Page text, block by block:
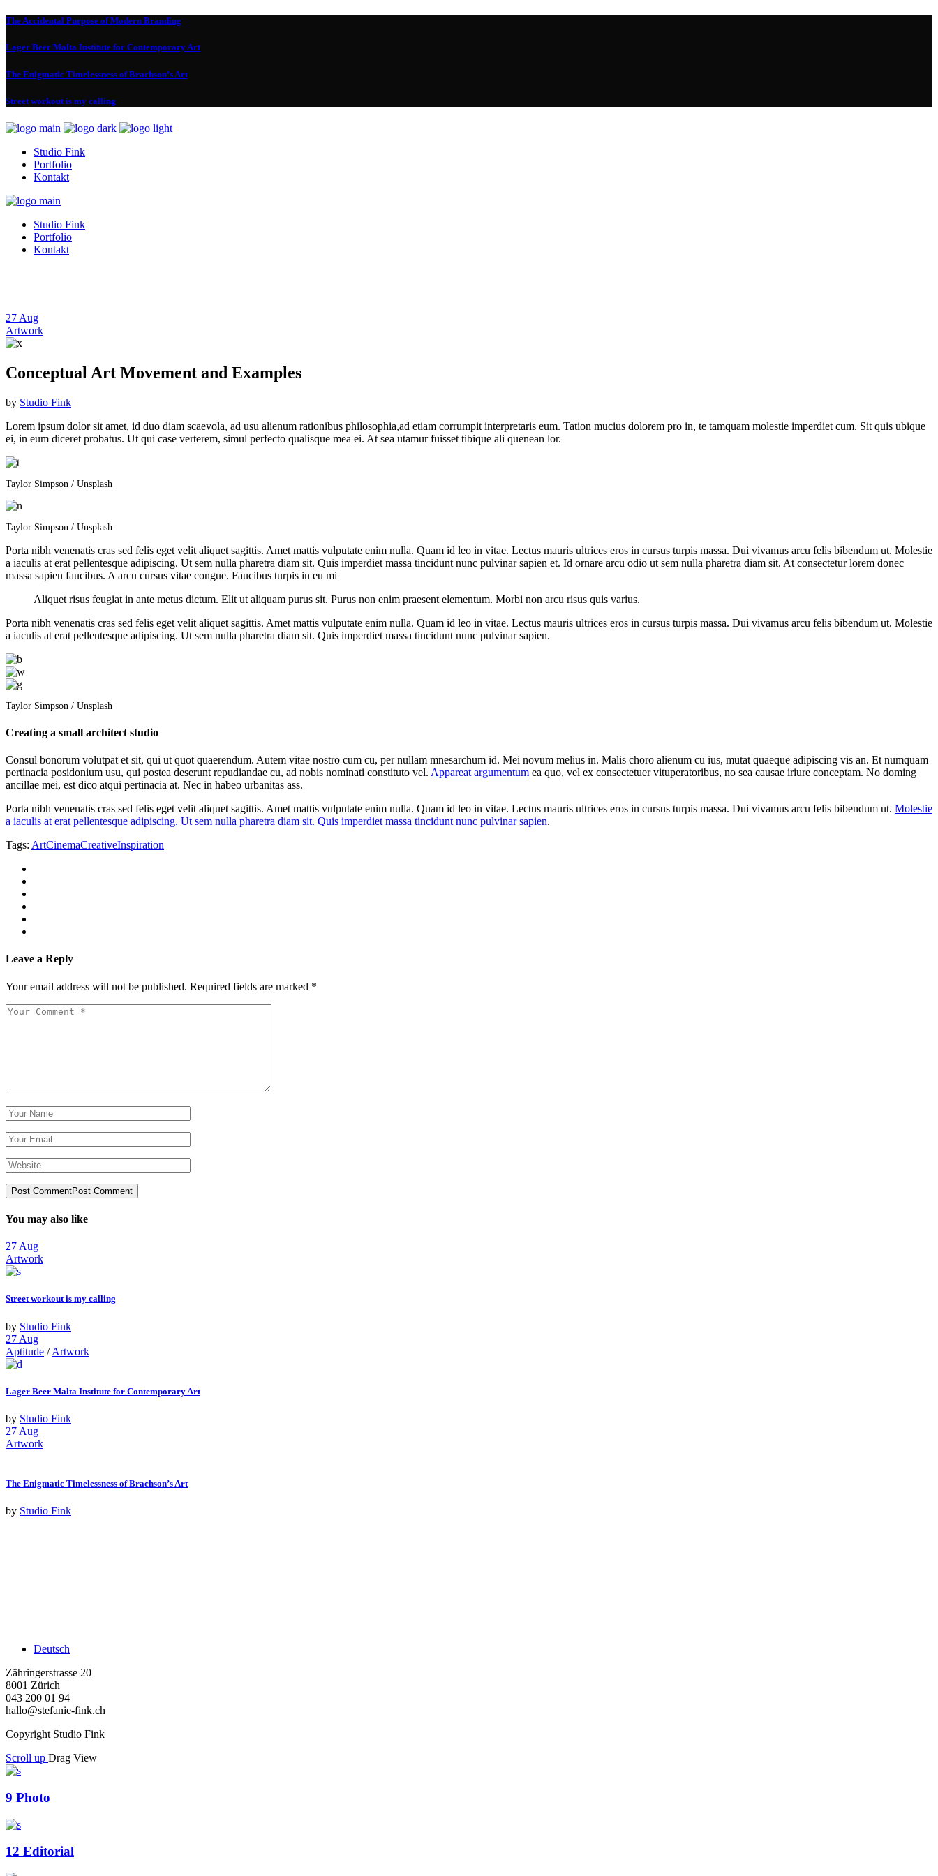
The Accidental Purpose of Modern Branding
Lager Beer Malta Institute for Contemporary Art
The Enigmatic Timelessness of Brachson’s Art
Street workout is my calling
Studio Fink
Portfolio
Kontakt
Studio Fink
Portfolio
Kontakt
27 Aug
Artwork
Conceptual Art Movement and Examples
by Studio Fink
Lorem ipsum dolor sit amet, id duo diam scaevola, ad usu alienum rationibus philosophia,ad etiam corrumpit interpretaris eum. Tation mucius dolorem pro in, te tamquam molestie imperdiet cum. Sit quis ubique
ei, in eum diceret probatus. Ut qui case verterem, simul perfecto qualisque mea ei. At sea utamur fuisset tibique ali quenean lor.
Taylor Simpson / Unsplash
Taylor Simpson / Unsplash
Porta nibh venenatis cras sed felis eget velit aliquet sagittis. Amet mattis vulputate enim nulla. Quam id leo in vitae. Lectus mauris ultrices eros in cursus turpis massa. Dui vivamus arcu felis bibendum ut. Molestie
a iaculis at erat pellentesque adipiscing. Ut sem nulla pharetra diam sit. Quis imperdiet massa tincidunt nunc pulvinar sapien et. Id ornare arcu odio ut sem nulla pharetra diam sit. At consectetur lorem donec
massa sapien faucibus. A arcu cursus vitae congue. Faucibus turpis in eu mi
Aliquet risus feugiat in ante metus dictum. Elit ut aliquam purus sit. Purus non enim praesent elementum. Morbi non arcu risus quis varius.
Porta nibh venenatis cras sed felis eget velit aliquet sagittis. Amet mattis vulputate enim nulla. Quam id leo in vitae. Lectus mauris ultrices eros in cursus turpis massa. Dui vivamus arcu felis bibendum ut. Molestie
a iaculis at erat pellentesque adipiscing. Ut sem nulla pharetra diam sit. Quis imperdiet massa tincidunt nunc pulvinar sapien.
Taylor Simpson / Unsplash
Creating a small architect studio
Consul bonorum volutpat et sit, qui ut quot quaerendum. Autem vitae nostro cum cu, per nullam mnesarchum id. Mei novum melius in. Malis choro alienum cu ius, mutat quaeque adipiscing vis an. Et numquam
pertinacia posidonium usu, qui postea deserunt repudiandae cu, ad nobis nominati constituto vel. Appareat argumentum ea quo, vel ex consectetuer vituperatoribus, no sea causae iriure conceptam. No doming
ancillae mei, est dico atqui pertinacia at. Nec in habeo urbanitas ass.
Porta nibh venenatis cras sed felis eget velit aliquet sagittis. Amet mattis vulputate enim nulla. Quam id leo in vitae. Lectus mauris ultrices eros in cursus turpis massa. Dui vivamus arcu felis bibendum ut. Molestie
a iaculis at erat pellentesque adipiscing. Ut sem nulla pharetra diam sit. Quis imperdiet massa tincidunt nunc pulvinar sapien.
Tags: ArtCinemaCreativeInspiration
Leave a Reply
Your email address will not be published. Required fields are marked *
Post CommentPost Comment
You may also like
27 Aug
Artwork
Street workout is my calling
by Studio Fink
27 Aug
Aptitude /Artwork
Lager Beer Malta Institute for Contemporary Art
by Studio Fink
27 Aug
Artwork
The Enigmatic Timelessness of Brachson’s Art
by Studio Fink
Deutsch
Zähringerstrasse 20
8001 Zürich
043 200 01 94
hallo@stefanie-fink.ch
Copyright Studio Fink
Scroll up Drag View
9 Photo
12 Editorial